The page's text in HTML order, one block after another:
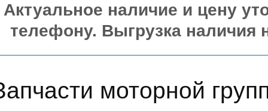
Актуальное наличие и цену
телефону. Выгрузка наличия
моторной